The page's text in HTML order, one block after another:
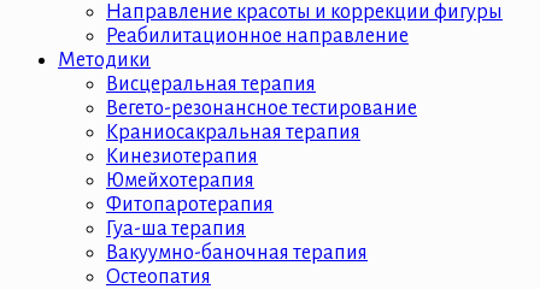
Направление красоты и коррекции фигуры
Реабилитационное направление
Методики
Висцеральная терапия
Вегето-резонансное тестирование
Краниосакральная терапия
Кинезиотерапия
Юмейхотерапия
Фитопаротерапия
Гуа-ша терапия
Вакуумно-баночная терапия
Остеопатия